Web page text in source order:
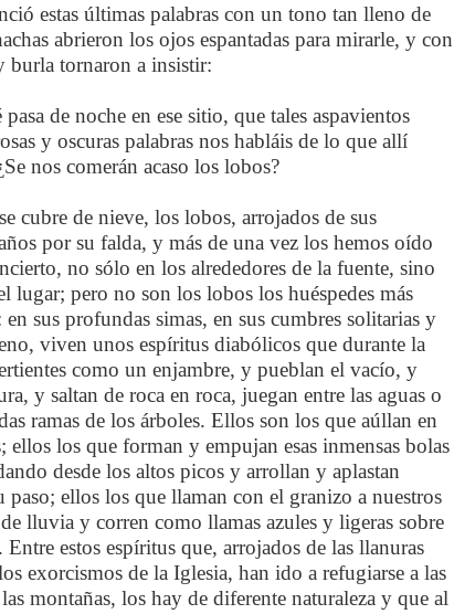
estas últimas palabras con un tono tan lleno de
abrieron los ojos espantadas para mirarle, y con
burla tornaron a insistir:
de noche en ese sitio, que tales aspavientos
y oscuras palabras nos habláis de lo que allí
nos comerán acaso los lobos?
cubre de nieve, los lobos, arrojados de sus
por su falda, y más de una vez los hemos oído
no sólo en los alrededores de la fuente, sino
lugar; pero no son los lobos los huéspedes más
sus profundas simas, en sus cumbres solitarias y
viven unos espíritus diabólicos que durante la
como un enjambre, y pueblan el vacío, y
y saltan de roca en roca, juegan entre las aguas o
ramas de los árboles. Ellos son los que aúllan en
ellos los que forman y empujan esas inmensas bolas
desde los altos picos y arrollan y aplastan
paso; ellos los que llaman con el granizo a nuestros
lluvia y corren como llamas azules y ligeras sobre
Entre estos espíritus que, arrojados de las llanuras
exorcismos de la Iglesia, han ido a refugiarse a las
montañas, los hay de diferente naturaleza y que al